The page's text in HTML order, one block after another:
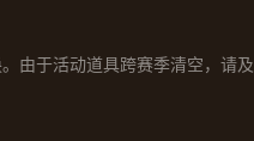
由于活动道具跨赛季清空，请及